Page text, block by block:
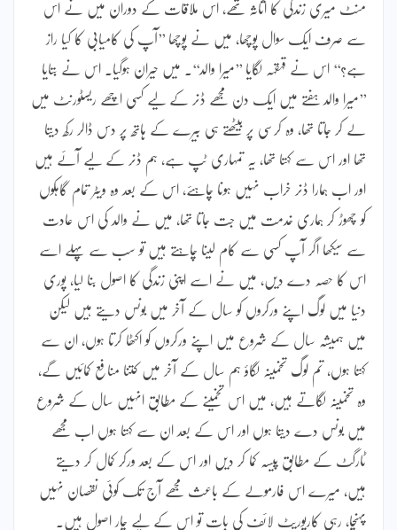
منٹ میری زندگی کا اثاثہ تھے، اس ملاقات کے دوران میں نے اس
سے صرف ایک سوال پوچھا، میں نے پوچھا ’’آپ کی کامیابی کا کیا راز
ہے؟‘‘ اس نے قہقہہ لگایا ’’میرا والد‘‘۔ میں حیران ہوگیا۔ اس نے بتایا
’’میرا والد ہفتے میں ایک دن مجھے ڈنر کے لیے کسی اچھے ریسٹورنٹ میں
لے کر جاتا تھا، وہ کرسی پر بیٹھتے ہی بیرے کے ہاتھ پر دس ڈالر رکھ دیتا
تھا اور اس سے کہتا تھا، یہ تمہاری ٹپ ہے، ہم ڈنر کے لیے آئے ہیں
اور اب ہمارا ڈنر خراب نہیں ہونا چاہئے، اس کے بعد وہ ویٹر تمام گاہکوں
کو چھوڑ کر ہماری خدمت میں جت جاتا تھا، میں نے والد کی اس عادت
سے سیکھا اگر آپ کسی سے کام لینا چاہتے ہیں تو سب سے پہلے اسے
اس کا حصہ دے دیں، میں نے اسے اپنی زندگی کا اصول بنا لیا، پوری
دنیا میں لوگ اپنے ورکروں کو سال کے آخر میں بونس دیتے ہیں لیکن
میں ہمیشہ سال کے شروع میں اپنے ورکروں کو اکٹھا کرتا ہوں، ان سے
کہتا ہوں، تم لوگ تخمینہ لگاؤ ہم سال کے آخر میں کتنا منافع کمائیں گے،
وہ تخمینہ لگاتے ہیں، میں اس تخمینے کے مطابق انہیں سال کے شروع
میں بونس دے دیتا ہوں اور اس کے بعد ان سے کہتا ہوں اب مجھے
ٹارگٹ کے مطابق پیسہ کما کر دیں اور اس کے بعد ورکر کمال کر دیتے
ہیں، میرے اس فارمولے کے باعث مجھے آج تک کوئی نقصان نہیں
پہنچا، رہی کارپوریٹ لائف کی بات تو اس کے لیے چار اصول ہیں۔